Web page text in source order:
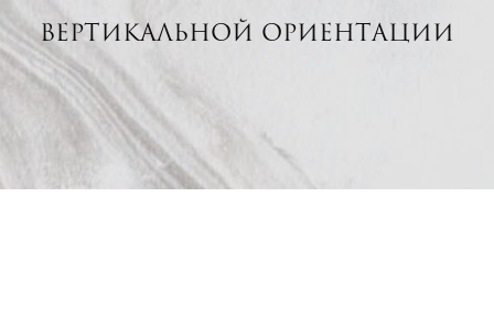
вертикальной ориентации